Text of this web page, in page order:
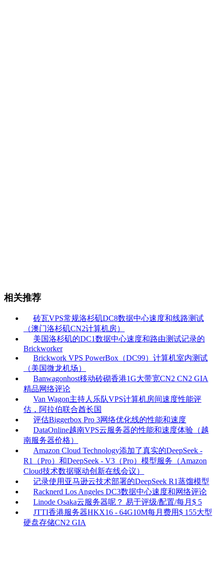
相关推荐
砖瓦VPS常规洛杉矶DC8数据中心速度和线路测试
（澳门洛杉矶CN2计算机房）
美国洛杉矶的DC1数据中心速度和路由测试记录的
Brickworker
Brickwork VPS PowerBox（DC99）计算机室内测试
（美国微龙机场）
Banwagonhost移动砖砌香港1G大带宽CN2 CN2 GIA
精品网络评论
Van Wagon主持人乐队VPS计算机房间速度性能评
估，阿拉伯联合酋长国
评估Biggerbox Pro 3网络优化线的性能和速度
DataOnline越南VPS云服务器的性能和速度体验（越
南服务器价格）
Amazon Cloud Technology添加了真实的DeepSeek -
R1（Pro）和DeepSeek - V3（Pro）模型服务（Amazon
Cloud技术数据驱动创新在线会议）
记录使用亚马逊云技术部署的DeepSeek R1蒸馏模型
Racknerd Los Angeles DC3数据中心速度和网络评论
Linode Osaka云服务器呢？ 易于评级/配置/每月$ 5
JTTI香港服务器HKX16 - 64G10M每月费用$ 155大型
硬盘存储CN2 GIA